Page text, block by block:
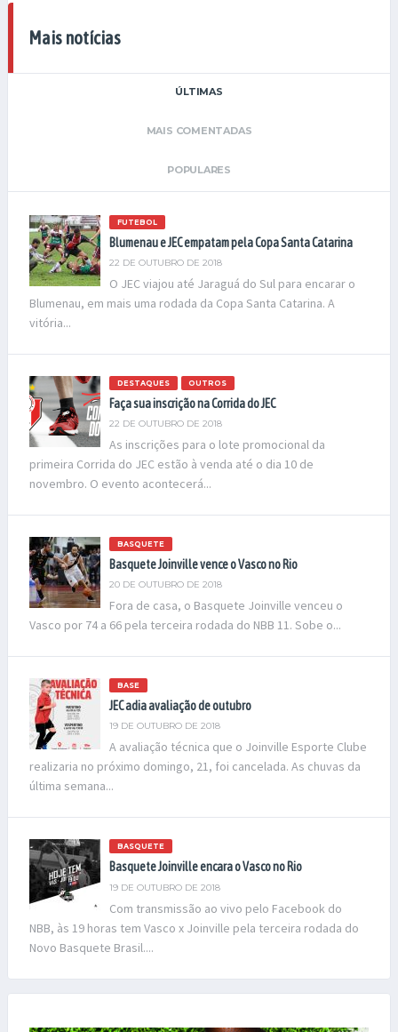
Mais notícias
ÚLTIMAS
MAIS COMENTADAS
POPULARES
FUTEBOL
Blumenau e JEC empatam pela Copa Santa Catarina
22 DE OUTUBRO DE 2018
O JEC viajou até Jaraguá do Sul para encarar o
Blumenau, em mais uma rodada da Copa Santa Catarina. A
vitória...
DESTAQUES OUTROS
Faça sua inscrição na Corrida do JEC
22 DE OUTUBRO DE 2018
As inscrições para o lote promocional da
primeira Corrida do JEC estão à venda até o dia 10 de
novembro. O evento acontecerá...
BASQUETE
Basquete Joinville vence o Vasco no Rio
20 DE OUTUBRO DE 2018
Fora de casa, o Basquete Joinville venceu o
Vasco por 74 a 66 pela terceira rodada do NBB 11. Sobe o...
BASE
JEC adia avaliação de outubro
19 DE OUTUBRO DE 2018
A avaliação técnica que o Joinville Esporte Clube
realizaria no próximo domingo, 21, foi cancelada. As chuvas da
última semana...
BASQUETE
Basquete Joinville encara o Vasco no Rio
19 DE OUTUBRO DE 2018
Com transmissão ao vivo pelo Facebook do
NBB, às 19 horas tem Vasco x Joinville pela terceira rodada do
Novo Basquete Brasil....